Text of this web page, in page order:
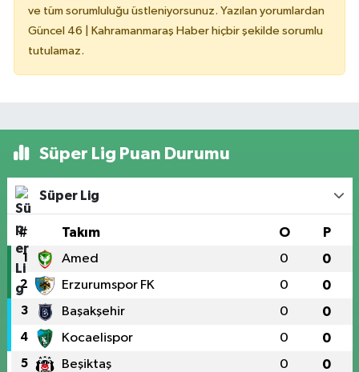
ve tüm sorumluluğu üstleniyorsunuz. Yazılan yorumlardan
Güncel 46 | Kahramanmaraş Haber hiçbir şekilde sorumlu
tutulamaz.
Süper Lig Puan Durumu
Süper Lig
# Takım O P
1 Amed 0 0
2 Erzurumspor FK 0 0
3 Başakşehir 0 0
4 Kocaelispor 0 0
5 Beşiktaş 0 0